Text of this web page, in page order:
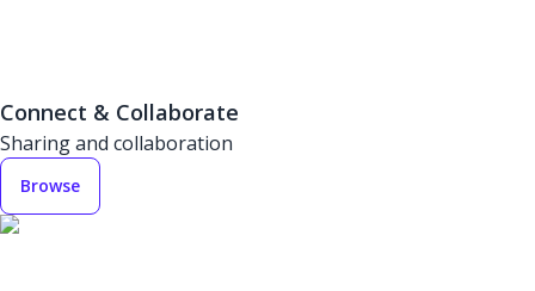
Connect & Collaborate
Sharing and collaboration
Browse